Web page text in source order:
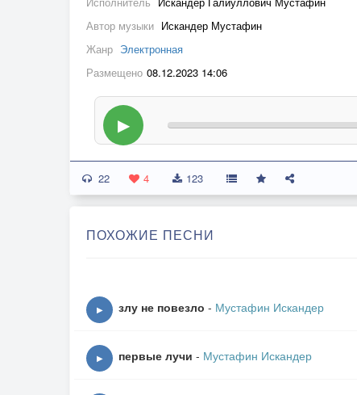
Автор музыки Искандер Мустафин
Жанр Электронная
Размещено 08.12.2023 14:06
▶
22 4 123
ПОХОЖИЕ ПЕСНИ
▶ злу не повезло - Мустафин Искандер
▶ первые лучи - Мустафин Искандер